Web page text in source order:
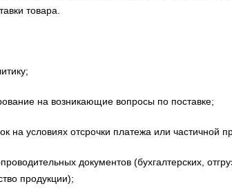
товара.
на возникающие вопросы по поставке;
на условиях отсрочки платежа или частичной
документов (бухгалтерских,
продукции);